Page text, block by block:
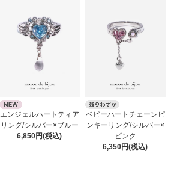
エンジェルハートティア
リング/シルバー×ブルー
6,850円(税込)
ベビーハートチェーンピ
ンキーリング/シルバー×
ピンク
6,350円(税込)